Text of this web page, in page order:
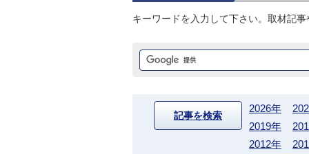
キーワードを入力して下さい。取材記事
記事を検索
2026年
2019年
2012年